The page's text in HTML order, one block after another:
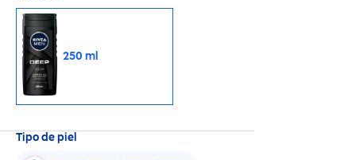
250 ml
Tipo de piel